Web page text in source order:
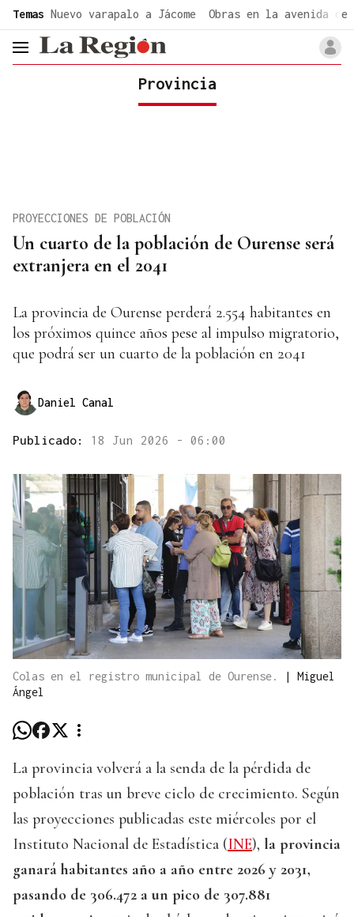
Temas Nuevo varapalo a Jácome Obras en la avenida de
header.menu.open
Provincia
Un cuarto de la población de Ourense será
extranjera en el 2041
PROYECCIONES DE POBLACIÓN
La provincia de Ourense perderá 2.554 habitantes en
los próximos quince años pese al impulso migratorio,
que podrá ser un cuarto de la población en 2041
Daniel Canal
Publicado: 18 Jun 2026 - 06:00
Colas en el registro municipal de Ourense. | Miguel
Ángel
La provincia volverá a la senda de la pérdida de
población tras un breve ciclo de crecimiento. Según
las proyecciones publicadas este miércoles por el
Instituto Nacional de Estadística (INE), la provincia
ganará habitantes año a año entre 2026 y 2031,
pasando de 306.472 a un pico de 307.881